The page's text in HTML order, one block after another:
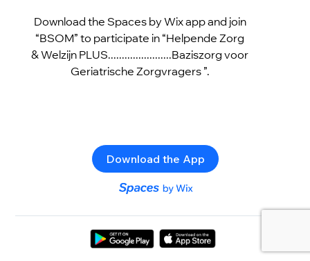
Download the Spaces by Wix app and join
“BSOM” to participate in “Helpende Zorg
& Welzijn PLUS.......................Baziszorg voor
Geriatrische Zorgvragers ”.
Download the App